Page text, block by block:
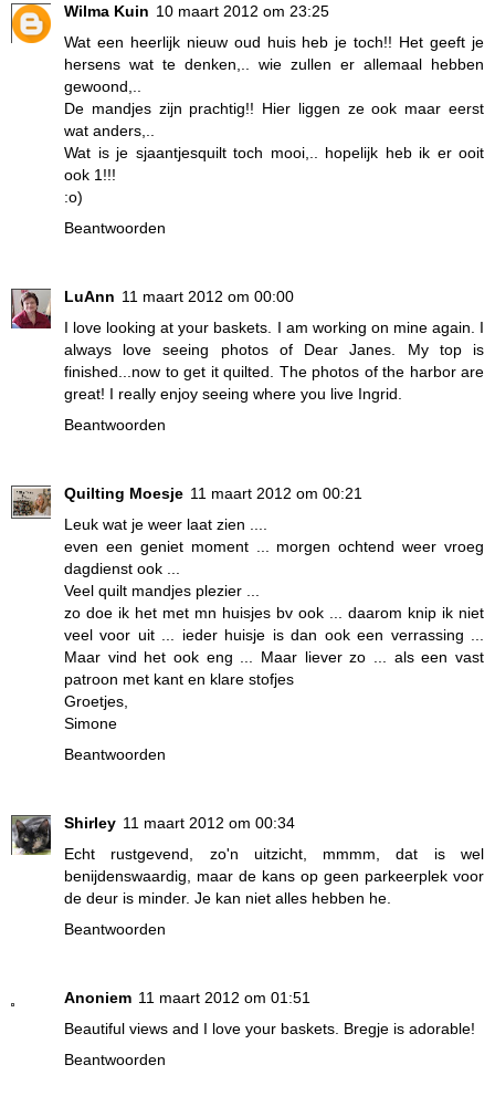
Wilma Kuin 10 maart 2012 om 23:25
Wat een heerlijk nieuw oud huis heb je toch!! Het geeft je
hersens wat te denken,.. wie zullen er allemaal hebben
gewoond,..
De mandjes zijn prachtig!! Hier liggen ze ook maar eerst
wat anders,..
Wat is je sjaantjesquilt toch mooi,.. hopelijk heb ik er ooit
ook 1!!!
:o)
Beantwoorden
LuAnn 11 maart 2012 om 00:00
I love looking at your baskets. I am working on mine again. I
always love seeing photos of Dear Janes. My top is
finished...now to get it quilted. The photos of the harbor are
great! I really enjoy seeing where you live Ingrid.
Beantwoorden
Quilting Moesje 11 maart 2012 om 00:21
Leuk wat je weer laat zien ....
even een geniet moment ... morgen ochtend weer vroeg
dagdienst ook ...
Veel quilt mandjes plezier ...
zo doe ik het met mn huisjes bv ook ... daarom knip ik niet
veel voor uit ... ieder huisje is dan ook een verrassing ...
Maar vind het ook eng ... Maar liever zo ... als een vast
patroon met kant en klare stofjes
Groetjes,
Simone
Beantwoorden
Shirley 11 maart 2012 om 00:34
Echt rustgevend, zo'n uitzicht, mmmm, dat is wel
benijdenswaardig, maar de kans op geen parkeerplek voor
de deur is minder. Je kan niet alles hebben he.
Beantwoorden
Anoniem 11 maart 2012 om 01:51
Beautiful views and I love your baskets. Bregje is adorable!
Beantwoorden